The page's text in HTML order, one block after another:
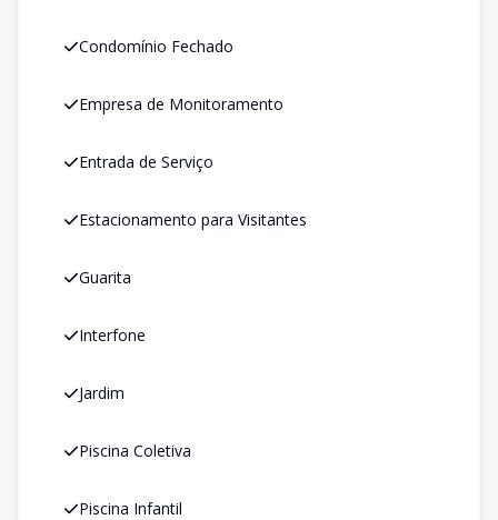
Condomínio Fechado
Empresa de Monitoramento
Entrada de Serviço
Estacionamento para Visitantes
Guarita
Interfone
Jardim
Piscina Coletiva
Piscina Infantil